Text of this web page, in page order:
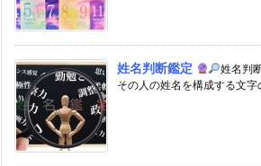
姓名判断鑑定 姓名判
その人の姓名を構成する文